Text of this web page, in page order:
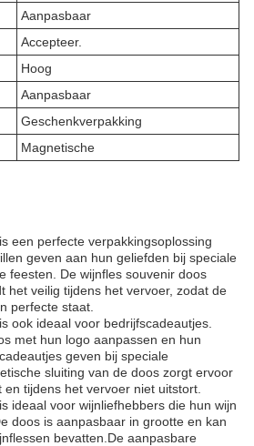
Aanpasbaar
Accepteer.
Hoog
Aanpasbaar
Geschenkverpakking
Magnetische
een perfecte verpakkingsoplossing
geven aan hun geliefden bij speciale
feesten. De wijnfles souvenir doos
het veilig tijdens het vervoer, zodat de
perfecte staat.
ook ideaal voor bedrijfscadeautjes.
met hun logo aanpassen en hun
geven bij speciale
sluiting van de doos zorgt ervoor
tijdens het vervoer niet uitstort.
ideaal voor wijnliefhebbers die hun wijn
doos is aanpasbaar in grootte en kan
bevatten.De aanpasbare